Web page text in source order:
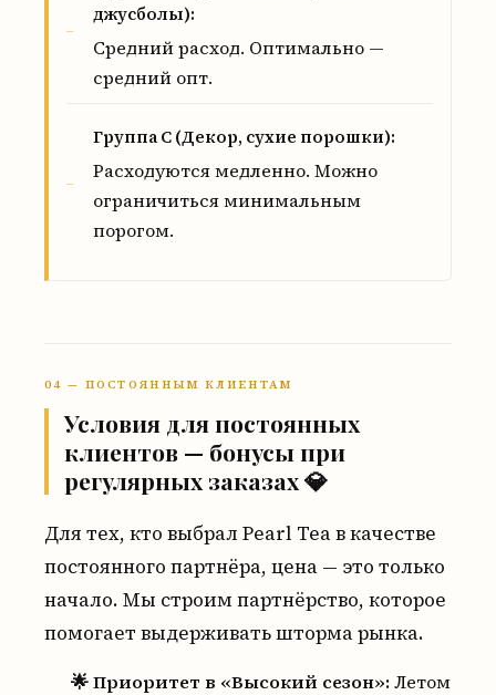
джусболы):
Средний расход. Оптимально —
средний опт.
Группа C (Декор, сухие порошки):
Расходуются медленно. Можно
ограничиться минимальным
порогом.
04 — ПОСТОЯННЫМ КЛИЕНТАМ
Условия для постоянных
клиентов — бонусы при
регулярных заказах 💎
Для тех, кто выбрал Pearl Tea в качестве
постоянного партнёра, цена — это только
начало. Мы строим партнёрство, которое
помогает выдерживать шторма рынка.
🌟 Приоритет в «Высокий сезон»:Летом